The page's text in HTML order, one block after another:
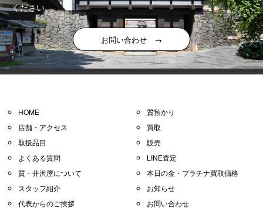
ください。
お問い合わせ →
HOME
店舗・アクセス
取扱品目
よくある質問
質預かり
買取
販売
LINE査定
質・井沢屋について
スタッフ紹介
代表からのご挨拶
本日の金・プラチナ買取価格
お知らせ
お問い合わせ